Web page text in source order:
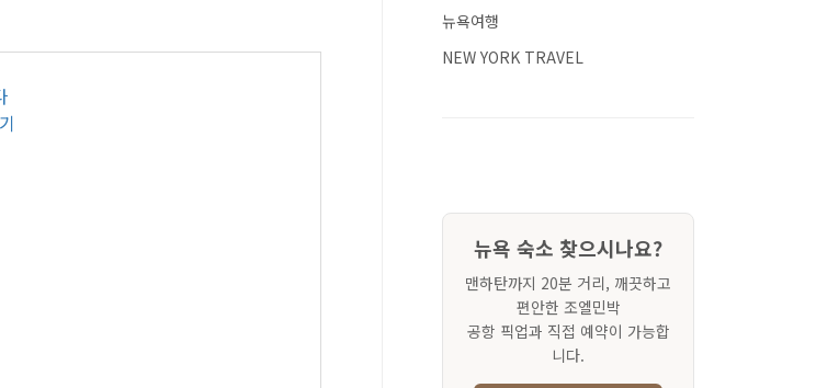
뉴욕여행
NEW YORK TRAVEL
뉴욕 숙소 찾으시나요?
맨하탄까지 20분 거리, 깨끗하고
편안한 조엘민박
공항 픽업과 직접 예약이 가능합
니다.